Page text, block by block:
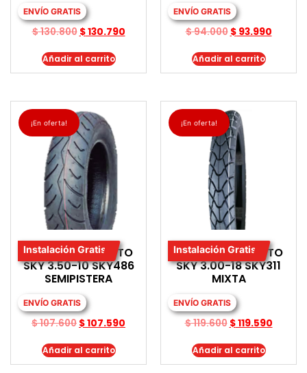
ENVÍO GRATIS
$130.800 $130.790
Añadir al carrito
ENVÍO GRATIS
$94.000 $93.990
Añadir al carrito
¡En oferta!
Instalación Gratis
LLANTA PARA MOTO
SKY 3.50-10 SKY486
SEMIPISTERA
ENVÍO GRATIS
$107.600 $107.590
Añadir al carrito
¡En oferta!
Instalación Gratis
LLANTA PARA MOTO
SKY 3.00-18 SKY311
MIXTA
ENVÍO GRATIS
$119.600 $119.590
Añadir al carrito